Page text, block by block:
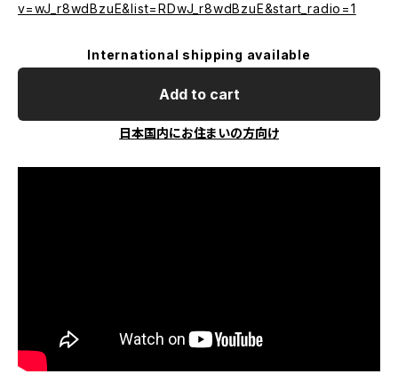
v=wJ_r8wdBzuE&list=RDwJ_r8wdBzuE&start_radio=1
International shipping available
Add to cart
日本国内にお住まいの方向け